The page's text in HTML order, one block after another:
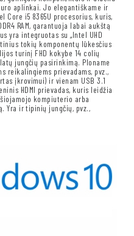
aplinkai. Jo elegantiškame ir
i5 8365U procesorius, kuris,
RAM, garantuoja labai aukštą
yra integruotas su „Intel UHD
tokių komponentų lūkesčius
turinį FHD kokybe 14 colių
jungčių pasirinkimą. Ploname
reikalingiems prievadams, pvz.,
įkrovimui) ir vienam USB 3.1
HDMI prievadas, kuris leidžia
kompiuterio arba
Yra ir tipinių jungčių, pvz.,